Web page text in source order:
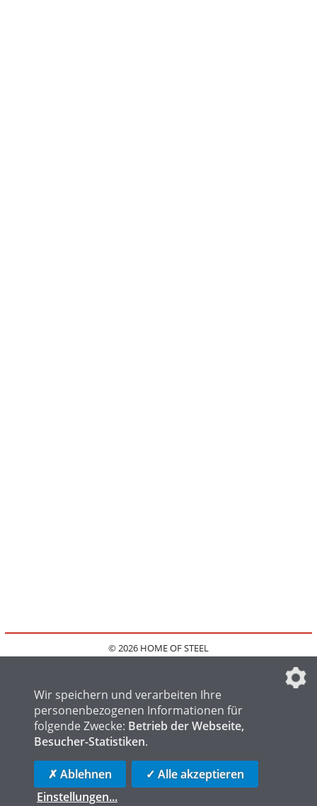
© 2026 HOME OF STEEL
IMPRESSUM
FAQ
DATENSCHUTZEINSTELLUNGEN
HOME OF LOGISTICS
Wir speichern und verarbeiten Ihre
personenbezogenen Informationen für
folgende Zwecke: Betrieb der Webseite,
Besucher-Statistiken.
✗ Ablehnen
✓ Alle akzeptieren
Einstellungen...